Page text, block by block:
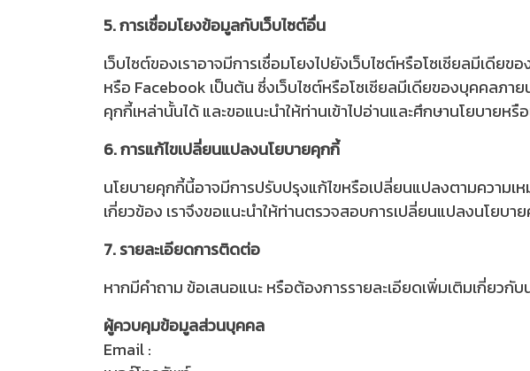
5. การเชื่อมโยงข้อมูลกับเว็บไซต์อื่น
เว็บไซต์ของเราอาจมีการเชื่อมโยงไปยังเว็บไซต์หรือโซเชียลมีเดี
หรือ Facebook เป็นต้น ซึ่งเว็บไซต์หรือโซเชียลมีเดียของบุคคลภ
คุกกี้เหล่านั้นได้ และขอแนะนำให้ท่านเข้าไปอ่านและศึกษานโยบาย
6. การแก้ไขเปลี่ยนแปลงนโยบายคุกกี้
นโยบายคุกกี้นี้อาจมีการปรับปรุงแก้ไขหรือเปลี่ยนแปลงตามความ
เกี่ยวข้อง เราจึงขอแนะนำให้ท่านตรวจสอบการเปลี่ยนแปลงนโยบา
7. รายละเอียดการติดต่อ
หากมีคำถาม ข้อเสนอแนะ หรือต้องการรายละเอียดเพิ่มเติมเกี่ย
ผู้ควบคุมข้อมูลส่วนบุคคล
Email :